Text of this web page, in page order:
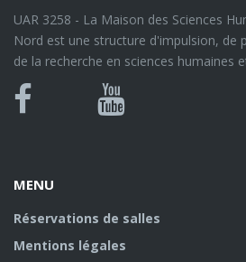
UAR 3258 - La Maison des Sciences
Nord est une structure d'impulsion, de
de la recherche en sciences humaines
Bluesky
Canal
MENU
Réservations de salles
Mentions légales